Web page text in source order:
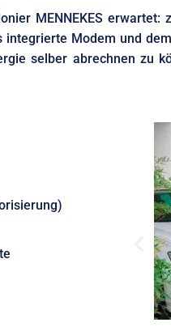
MENNEKES erwartet:
Modem und
selber abrechnen zu